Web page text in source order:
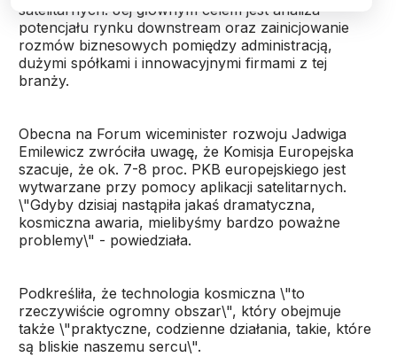
satelitarnych. Jej głównym celem jest analiza
potencjału rynku downstream oraz zainicjowanie
rozmów biznesowych pomiędzy administracją,
dużymi spółkami i innowacyjnymi firmami z tej
branży.
Obecna na Forum wiceminister rozwoju Jadwiga
Emilewicz zwróciła uwagę, że Komisja Europejska
szacuje, że ok. 7-8 proc. PKB europejskiego jest
wytwarzane przy pomocy aplikacji satelitarnych.
\"Gdyby dzisiaj nastąpiła jakaś dramatyczna,
kosmiczna awaria, mielibyśmy bardzo poważne
problemy\" - powiedziała.
Podkreśliła, że technologia kosmiczna \"to
rzeczywiście ogromny obszar\", który obejmuje
także \"praktyczne, codzienne działania, takie, które
są bliskie naszemu sercu\".